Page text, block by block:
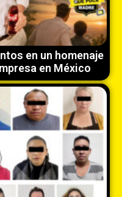
en un homenaje
en México